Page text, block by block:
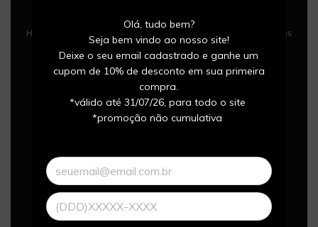
Olá, tudo bem?
Seja bem vindo ao nosso site!
Deixe o seu email cadastrado e ganhe um
cupom de 10% de desconto em sua primeira
compra.
*válido até 31/07/26, para todo o site
*promoção não cumulativa
Histórias de atletas que transformaram momentos especiais em joias
para toda a vida.